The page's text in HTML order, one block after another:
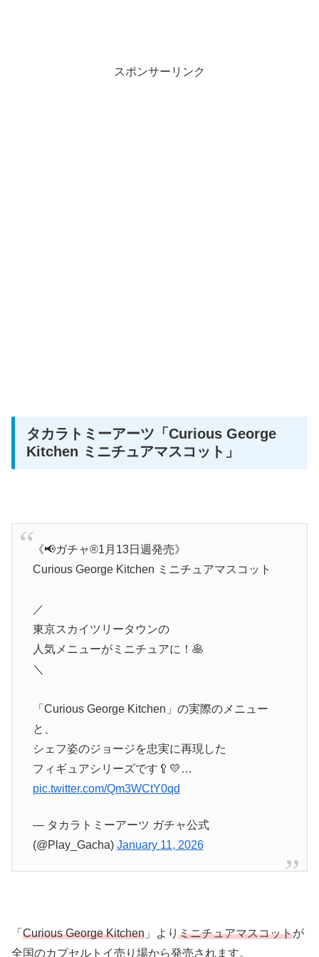
スポンサーリンク
タカラトミーアーツ「Curious George
Kitchen ミニチュアマスコット」
《📢ガチャ®︎1月13日週発売》
Curious George Kitchen ミニチュアマスコット
／
東京スカイツリータウンの
人気メニューがミニチュアに！🥞
＼
「Curious George Kitchen」の実際のメニュー
と、
シェフ姿のジョージを忠実に再現した
フィギュアシリーズです🥄💛…
pic.twitter.com/Qm3WCtY0qd
— タカラトミーアーツ ガチャ公式
(@Play_Gacha) January 11, 2026
「 Curious George Kitchen 」より ミニチュアマスコットが
全国のカプセルトイ売り場から発売されます。